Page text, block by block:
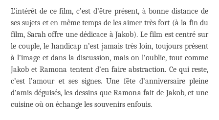
L’intérêt de ce film, c’est d’être présent, à bonne distance de
ses sujets et en même temps de les aimer très fort (à la fin du
film, Sarah offre une dédicace à Jakob). Le film est centré sur
le couple, le handicap n’est jamais très loin, toujours présent
à l’image et dans la discussion, mais on l’oublie, tout comme
Jakob et Ramona tentent d’en faire abstraction. Ce qui reste,
c’est l’amour et ses signes. Une fête d’anniversaire pleine
d’amis déguisés, les dessins que Ramona fait de Jakob, et une
cuisine où on échange les souvenirs enfouis.